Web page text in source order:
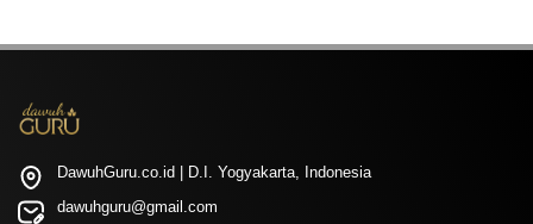
DawuhGuru.co.id | D.I. Yogyakarta, Indonesia
dawuhguru@gmail.com